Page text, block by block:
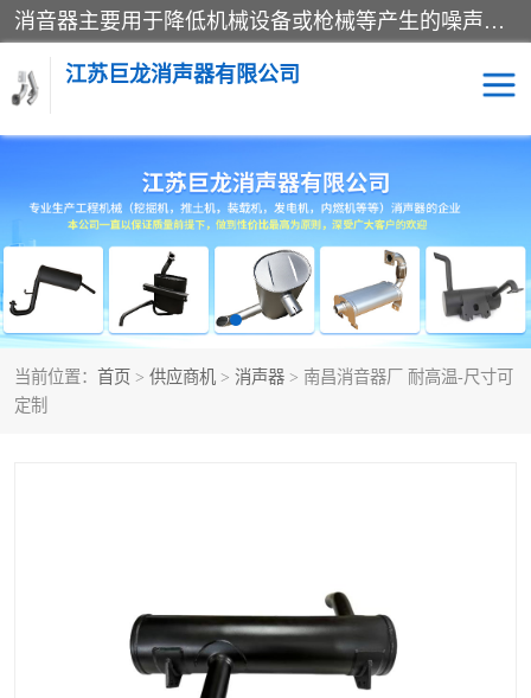
消音器主要用于降低机械设备或枪械等产生的噪声。它通过阻尼或增加排气面积来降低排气速度和功率，从而降低噪声。常见的消音器类型包括阻性消声器、抗性消声器、共振消声器以及阻抗复合式消声器等。这些消音器各有特点，适用于不同频率的噪声消除。
江苏巨龙消声器有限公司
当前位置： 首页 > 供应商机 > 消声器 > 南昌消音器厂 耐高温-尺寸可
定制
消声器